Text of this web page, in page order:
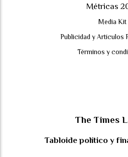
Métricas
Media Kit
Publicidad y Artículos
Términos y
The Times
Tabloide político y